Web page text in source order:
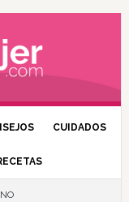
CUIDADOS